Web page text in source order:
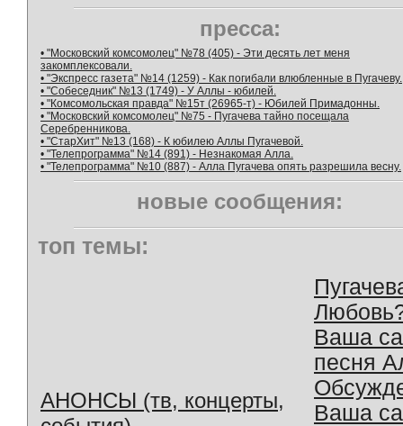
пресса:
• "Московский комсомолец" №78 (405) - Эти десять лет меня
закомплексовали.
• "Экспресс газета" №14 (1259) - Как погибали влюбленные в Пугачеву.
• "Собеседник" №13 (1749) - У Аллы - юбилей.
• "Комсомольская правда" №15т (26965-т) - Юбилей Примадонны.
• "Московский комсомолец" №75 - Пугачева тайно посещала
Серебренникова.
• "СтарХит" №13 (168) - К юбилею Аллы Пугачевой.
• "Телепрограмма" №14 (891) - Незнакомая Алла.
• "Телепрограмма" №10 (887) - Алла Пугачева опять разрешила весну.
новые сообщения:
топ темы:
АНОНСЫ (тв, концерты,
Ваша
песня
Ваша